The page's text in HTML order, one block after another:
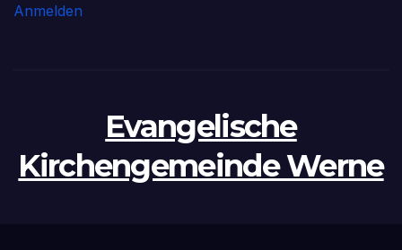
Anmelden
Evangelische
Kirchengemeinde Werne